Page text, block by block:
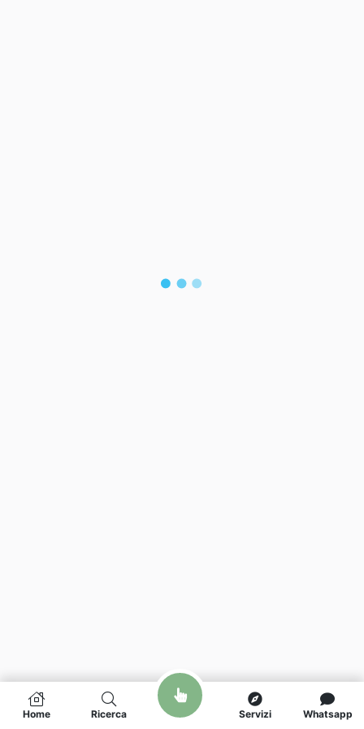
Home Ricerca Servizi Whatsapp